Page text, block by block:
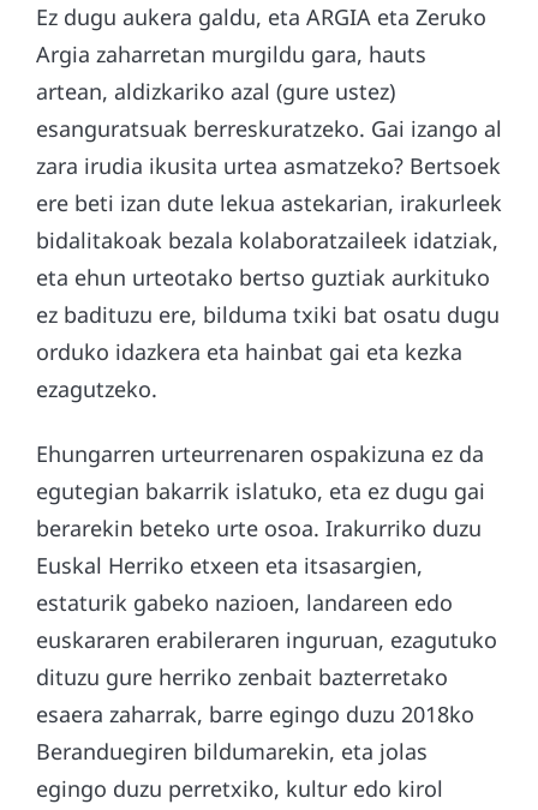
Ez dugu aukera galdu, eta ARGIA eta Zeruko
Argia zaharretan murgildu gara, hauts
artean, aldizkariko azal (gure ustez)
esanguratsuak berreskuratzeko. Gai izango al
zara irudia ikusita urtea asmatzeko? Bertsoek
ere beti izan dute lekua astekarian, irakurleek
bidalitakoak bezala kolaboratzaileek idatziak,
eta ehun urteotako bertso guztiak aurkituko
ez badituzu ere, bilduma txiki bat osatu dugu
orduko idazkera eta hainbat gai eta kezka
ezagutzeko.
Ehungarren urteurrenaren ospakizuna ez da
egutegian bakarrik islatuko, eta ez dugu gai
berarekin beteko urte osoa. Irakurriko duzu
Euskal Herriko etxeen eta itsasargien,
estaturik gabeko nazioen, landareen edo
euskararen erabileraren inguruan, ezagutuko
dituzu gure herriko zenbait bazterretako
esaera zaharrak, barre egingo duzu 2018ko
Beranduegiren bildumarekin, eta jolas
egingo duzu perretxiko, kultur edo kirol